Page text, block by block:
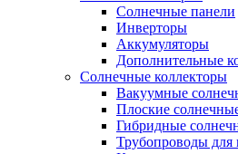
Солнечные панели
Инверторы
Аккумуляторы
Дополнительные
Солнечные коллекторы
Вакуумные
Плоские
Гибридные
Трубопроводы для